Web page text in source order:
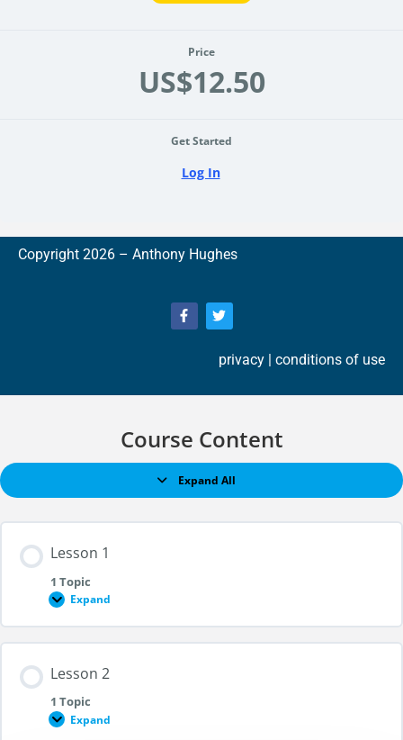
Price
US$12.50
Get Started
Log In
Copyright 2026 – Anthony Hughes
privacy | conditions of use
Course Content
Expand All
Lesson 1
1 Topic
Expand
0% COMPLETE
Lesson 2
1 Topic
Expand